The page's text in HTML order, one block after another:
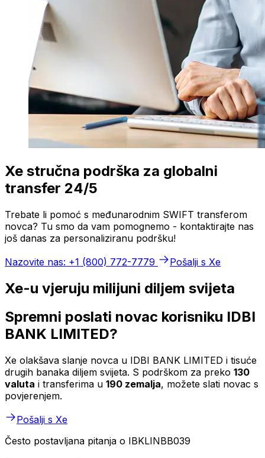
Xe stručna podrška za globalni
transfer 24/5
Trebate li pomoć s međunarodnim SWIFT transferom
novca? Tu smo da vam pomognemo - kontaktirajte nas
još danas za personaliziranu podršku!
Nazovite nas: +1 (800) 772-7779
Pošalji s Xe
Xe-u vjeruju milijuni diljem svijeta
Spremni poslati novac korisniku IDBI
BANK LIMITED?
Xe olakšava slanje novca u IDBI BANK LIMITED i tisuće
drugih banaka diljem svijeta. S podrškom za preko 130
valuta i transferima u 190 zemalja, možete slati novac s
povjerenjem.
Pošalji s Xe
Često postavljana pitanja o IBKLINBB039